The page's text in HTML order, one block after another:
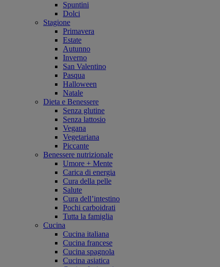
Spuntini
Dolci
Stagione
Primavera
Estate
Autunno
Inverno
San Valentino
Pasqua
Halloween
Natale
Dieta e Benessere
Senza glutine
Senza lattosio
Vegana
Vegetariana
Piccante
Benessere nutrizionale
Umore + Mente
Carica di energia
Cura della pelle
Salute
Cura dell’intestino
Pochi carboidrati
Tutta la famiglia
Cucina
Cucina italiana
Cucina francese
Cucina spagnola
Cucina asiatica